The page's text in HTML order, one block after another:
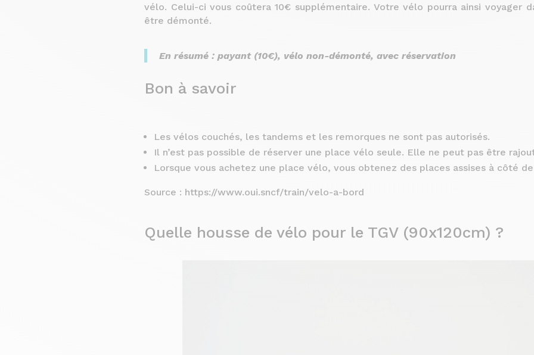
vélo. Celui-ci vous coûtera 10€ supplémentaire. Votre vélo pourra ainsi voyager
être démonté.
En résumé : payant (10€), vélo non-démonté, avec réservation
Bon à savoir
Les vélos couchés, les tandems et les remorques ne sont pas autorisés.
Il n’est pas possible de réserver une place vélo seule. Elle ne peut pas être
Lorsque vous achetez une place vélo, vous obtenez des places assises à côté
Source : https://www.oui.sncf/train/velo-a-bord
Quelle housse de vélo pour le TGV (90x120cm) ?